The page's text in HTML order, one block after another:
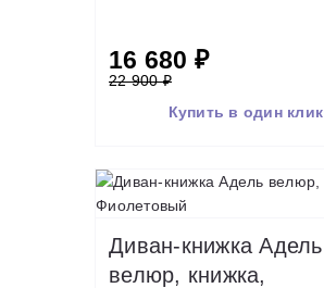
16 680 ₽
22 900 ₽
Купить в один клик
Диван-книжка Адель
велюр, книжка,